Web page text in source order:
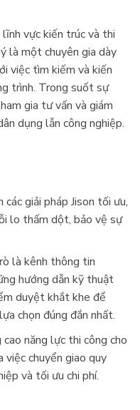
vực kiến trúc và thi
là một chuyên gia dày
việc tìm kiếm và kiến
trình. Trong suốt sự
gia tư vấn và giám
dụng lẫn công nghiệp.
giải pháp Jison tối ưu,
lo thấm dột, bảo vệ sự
là kênh thông tin
hướng dẫn kỹ thuật
duyệt khắt khe để
chọn đúng đắn nhất.
năng lực thi công cho
chuyển giao quy
và tối ưu chi phí.